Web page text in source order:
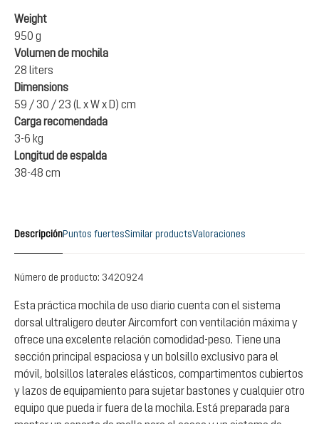
Weight
950 g
Volumen de mochila
28 liters
Dimensions
59 / 30 / 23 (L x W x D) cm
Carga recomendada
3-6 kg
Longitud de espalda
38-48 cm
DescripciónPuntos fuertesSimilar productsValoraciones
Número de producto: 3420924
Esta práctica mochila de uso diario cuenta con el sistema
dorsal ultraligero deuter Aircomfort con ventilación máxima y
ofrece una excelente relación comodidad-peso. Tiene una
sección principal espaciosa y un bolsillo exclusivo para el
móvil, bolsillos laterales elásticos, compartimentos cubiertos
y lazos de equipamiento para sujetar bastones y cualquier otro
equipo que pueda ir fuera de la mochila. Está preparada para